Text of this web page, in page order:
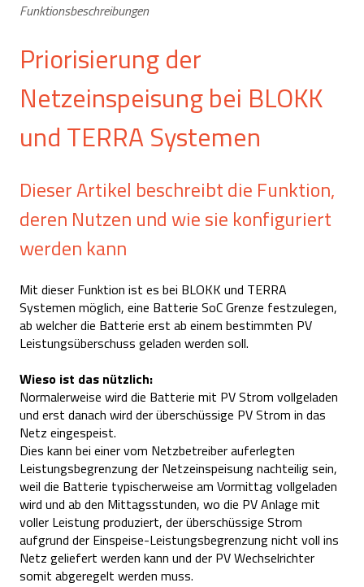
Funktionsbeschreibungen
Priorisierung der
Netzeinspeisung bei BLOKK
und TERRA Systemen
Dieser Artikel beschreibt die Funktion,
deren Nutzen und wie sie konfiguriert
werden kann
Mit dieser Funktion ist es bei BLOKK und TERRA
Systemen möglich, eine Batterie SoC Grenze festzulegen,
ab welcher die Batterie erst ab einem bestimmten PV
Leistungsüberschuss geladen werden soll.
Wieso ist das nützlich:
Normalerweise wird die Batterie mit PV Strom vollgeladen
und erst danach wird der überschüssige PV Strom in das
Netz eingespeist.
Dies kann bei einer vom Netzbetreiber auferlegten
Leistungsbegrenzung der Netzeinspeisung nachteilig sein,
weil die Batterie typischerweise am Vormittag vollgeladen
wird und ab den Mittagsstunden, wo die PV Anlage mit
voller Leistung produziert, der überschüssige Strom
aufgrund der Einspeise-Leistungsbegrenzung nicht voll ins
Netz geliefert werden kann und der PV Wechselrichter
somit abgeregelt werden muss.